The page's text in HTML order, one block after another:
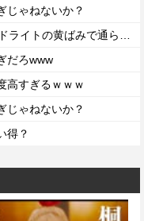
じゃねないか？
だろwww
高すぎるｗｗｗ
じゃねないか？
得？